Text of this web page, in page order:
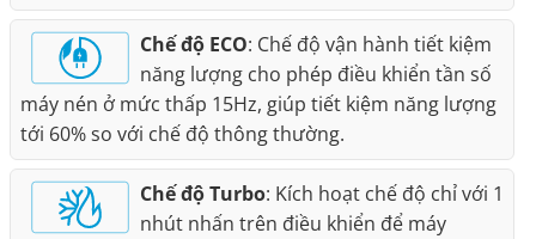
Chế độ ECO: Chế độ vận hành tiết kiệm
năng lượng cho phép điều khiển tần số
máy nén ở mức thấp 15Hz, giúp tiết kiệm năng lượng
tới 60% so với chế độ thông thường.
Chế độ Turbo: Kích hoạt chế độ chỉ với 1
nhút nhấn trên điều khiển để máy